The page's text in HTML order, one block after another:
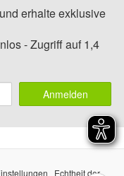
erhalte exklusive
- Zugriff auf 1,4
Anmelden
Echtheit der